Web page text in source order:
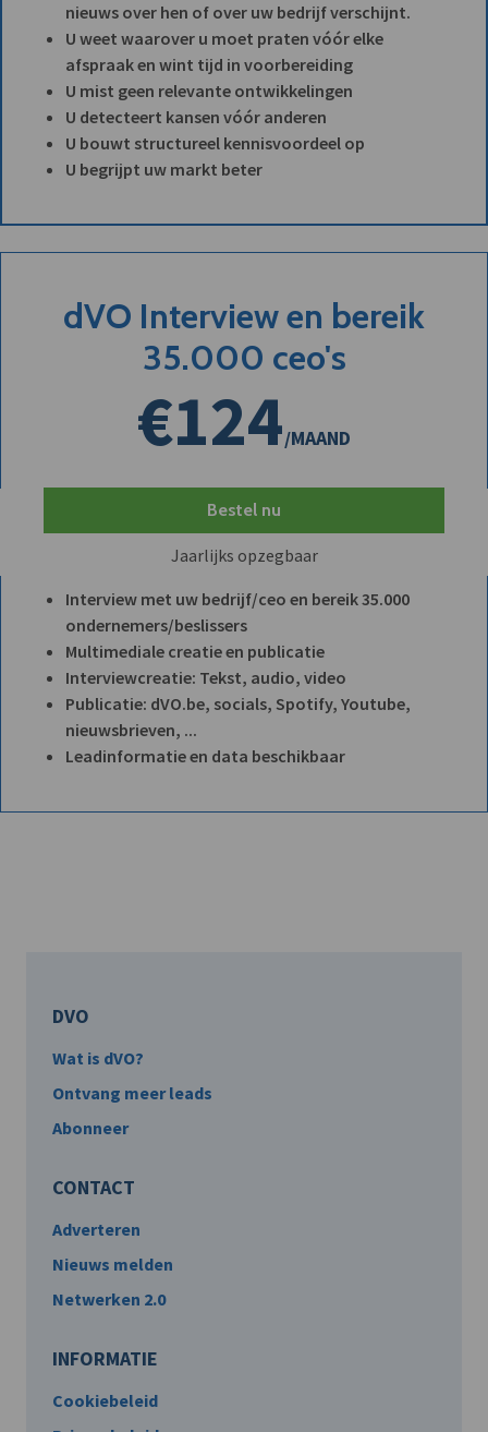
nieuws over hen of over uw bedrijf verschijnt.
U weet waarover u moet praten vóór elke
afspraak en wint tijd in voorbereiding
U mist geen relevante ontwikkelingen
U detecteert kansen vóór anderen
U bouwt structureel kennisvoordeel op
U begrijpt uw markt beter
dVO Interview en bereik
35.000 ceo's
€124/MAAND
Bestel nu
Jaarlijks opzegbaar
Interview met uw bedrijf/ceo en bereik 35.000
ondernemers/beslissers
Multimediale creatie en publicatie
Interviewcreatie: Tekst, audio, video
Publicatie: dVO.be, socials, Spotify, Youtube,
nieuwsbrieven, ...
Leadinformatie en data beschikbaar
DVO
Wat is dVO?
Ontvang meer leads
Abonneer
CONTACT
Adverteren
Nieuws melden
Netwerken 2.0
INFORMATIE
Cookiebeleid